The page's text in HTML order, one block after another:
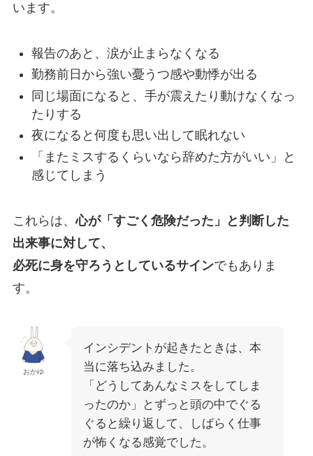
います。
報告のあと、涙が止まらなくなる
勤務前日から強い憂うつ感や動悸が出る
同じ場面になると、手が震えたり動けなくなっ
たりする
夜になると何度も思い出して眠れない
「またミスするくらいなら辞めた方がいい」と
感じてしまう
これらは、心が「すごく危険だった」と判断した
出来事に対して、
必死に身を守ろうとしているサインでもありま
す。
おかゆ
インシデントが起きたときは、本
当に落ち込みました。
「どうしてあんなミスをしてしま
ったのか」とずっと頭の中でぐる
ぐると繰り返して、しばらく仕事
が怖くなる感覚でした。